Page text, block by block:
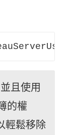
且使用
的權
輕鬆移除